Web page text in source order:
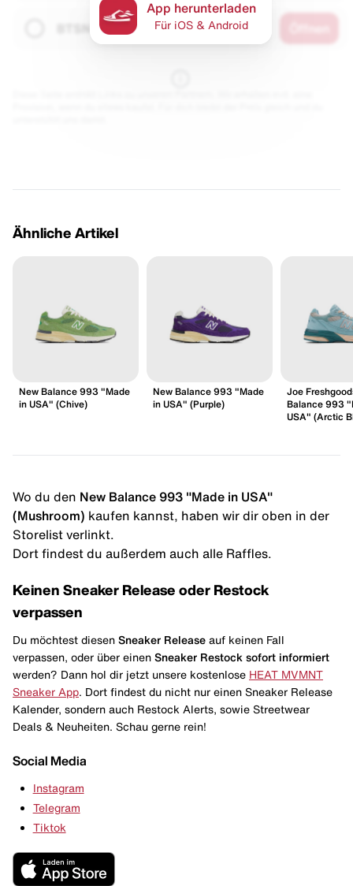
App herunterladen
Für iOS & Android
Ähnliche Artikel
New Balance 993 "Made
in USA" (Chive)
New Balance 993 "Made
in USA" (Purple)
Joe
Balance 993
USA" (Arctic
Wo du den New Balance 993 "Made in USA"
(Mushroom) kaufen kannst, haben wir dir oben in der
Storelist verlinkt.
Dort findest du außerdem auch alle Raffles.
Keinen Sneaker Release oder Restock
verpassen
Du möchtest diesen Sneaker Release auf keinen Fall
verpassen, oder über einen Sneaker Restock sofort informiert
werden? Dann hol dir jetzt unsere kostenlose HEAT MVMNT
Sneaker App . Dort findest du nicht nur einen Sneaker Release
Kalender, sondern auch Restock Alerts, sowie Streetwear
Deals & Neuheiten. Schau gerne rein!
Social Media
Instagram
Telegram
Tiktok